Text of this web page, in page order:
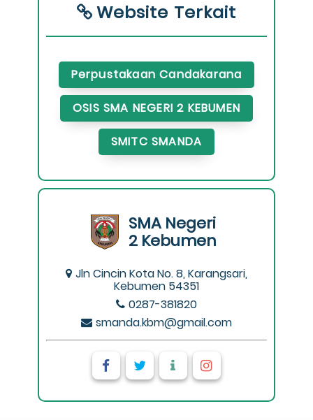
Website Terkait
Perpustakaan Candakarana
OSIS SMA NEGERI 2 KEBUMEN
SMITC SMANDA
SMA Negeri
2 Kebumen
Jln Cincin Kota No. 8, Karangsari,
Kebumen 54351
0287-381820
smanda.kbm@gmail.com